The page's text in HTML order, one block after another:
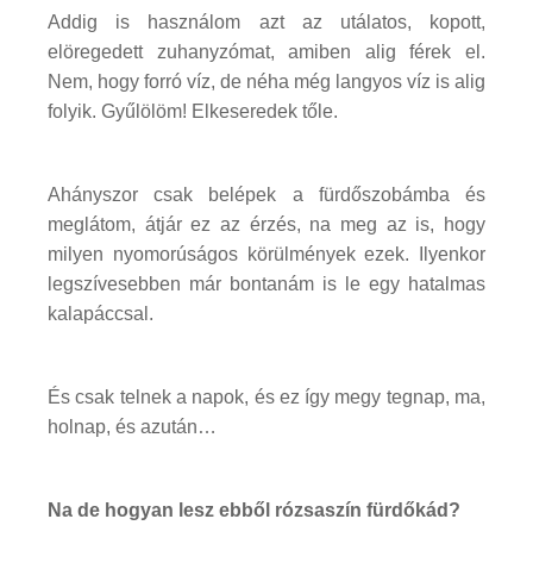
Addig is használom azt az utálatos, kopott,
elöregedett zuhanyzómat, amiben alig férek el.
Nem, hogy forró víz, de néha még langyos víz is alig
folyik. Gyűlölöm! Elkeseredek tőle.
Ahányszor csak belépek a fürdőszobámba és
meglátom, átjár ez az érzés, na meg az is, hogy
milyen nyomorúságos körülmények ezek. Ilyenkor
legszívesebben már bontanám is le egy hatalmas
kalapáccsal.
És csak telnek a napok, és ez így megy tegnap, ma,
holnap, és azután…
Na de hogyan lesz ebből rózsaszín fürdőkád?